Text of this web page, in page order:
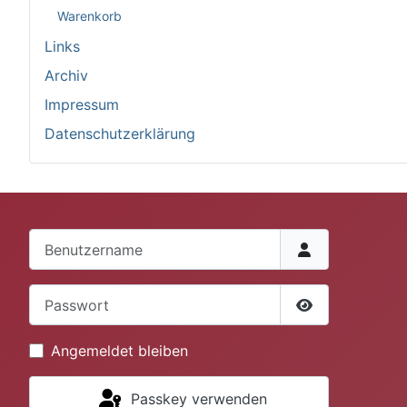
Warenkorb
Links
Archiv
Impressum
Datenschutzerklärung
Passwort
Angemeldet bleiben
Passkey verwenden